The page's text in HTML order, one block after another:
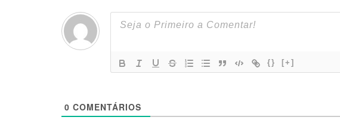
{} [+]
0 COMENTÁRIOS